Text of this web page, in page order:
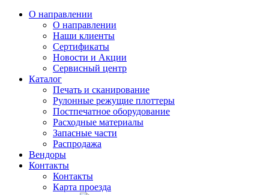
О направлении
О направлении
Наши клиенты
Сертификаты
Новости и Акции
Сервисный центр
Каталог
Печать и сканирование
Рулонные режущие плоттеры
Постпечатное оборудование
Расходные материалы
Запасные части
Распродажа
Вендоры
Контакты
Контакты
Карта проезда